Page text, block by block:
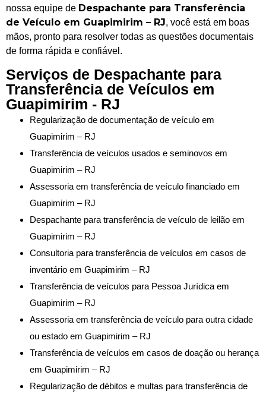
nossa equipe de Despachante para Transferência
de Veículo em Guapimirim – RJ, você está em boas
mãos, pronto para resolver todas as questões documentais
de forma rápida e confiável.
Serviços de Despachante para
Transferência de Veículos em
Guapimirim - RJ
Regularização de documentação de veículo em
Guapimirim – RJ
Transferência de veículos usados e seminovos em
Guapimirim – RJ
Assessoria em transferência de veículo financiado em
Guapimirim – RJ
Despachante para transferência de veículo de leilão em
Guapimirim – RJ
Consultoria para transferência de veículos em casos de
inventário em Guapimirim – RJ
Transferência de veículos para Pessoa Jurídica em
Guapimirim – RJ
Assessoria em transferência de veículo para outra cidade
ou estado em Guapimirim – RJ
Transferência de veículos em casos de doação ou herança
em Guapimirim – RJ
Regularização de débitos e multas para transferência de